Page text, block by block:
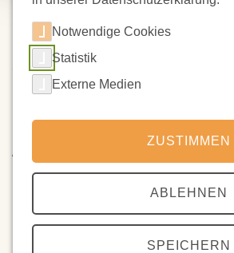
31.08.2024
Pizzabacken im neuem
Schuljahr beim
Abschiedsbrief
mit einem wehmütigen Herzen muss ich
ich ab diesem Schuljahr nicht mehr in der
Notwendige Cookies
Statistik
Externe Medien
ZUSTIMMEN
ABLEHNEN
SPEICHERN